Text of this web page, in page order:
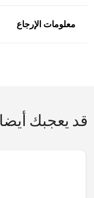
معلومات الإرجاع
قد يعجبك أيضا